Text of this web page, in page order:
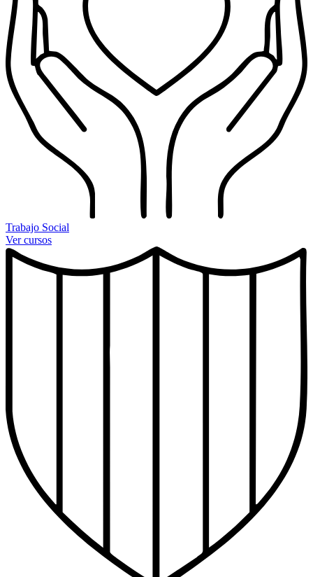
Trabajo Social
Ver cursos